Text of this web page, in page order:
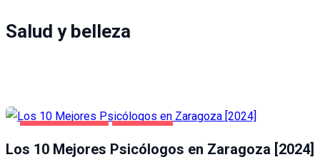
Salud y belleza
Los 10 Mejores Psicólogos en Zaragoza [2024]